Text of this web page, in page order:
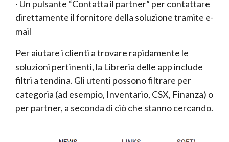
· Un pulsante “Contatta il partner” per contattare
direttamente il fornitore della soluzione tramite e-
mail
Per aiutare i clienti a trovare rapidamente le
soluzioni pertinenti, la Libreria delle app include
filtri a tendina. Gli utenti possono filtrare per
categoria (ad esempio, Inventario, CSX, Finanza) o
per partner, a seconda di ciò che stanno cercando.